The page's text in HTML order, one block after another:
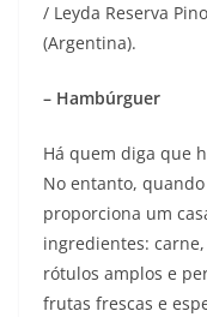
/ Leyda Reserva
(Argentina).
– Hambúrguer
Há quem diga que
No entanto,
proporciona um
ingredientes:
rótulos amplos e
frutas frescas e